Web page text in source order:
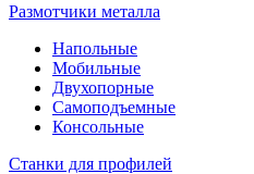
Размотчики металла
Напольные
Мобильные
Двухопорные
Самоподъемные
Консольные
Станки для профилей